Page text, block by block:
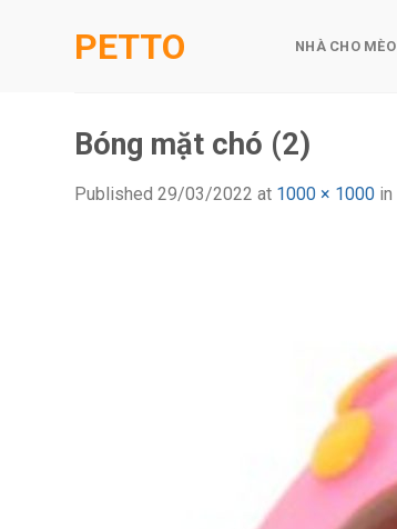
PETTO NHÀ CHO MÈO
Bóng mặt chó (2)
Published 29/03/2022 at 1000 × 1000 in